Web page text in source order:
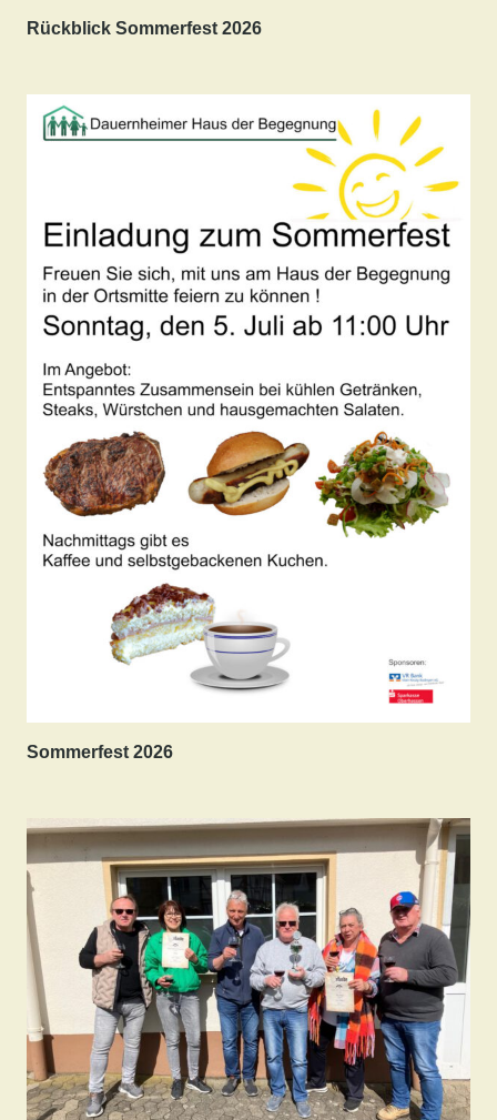
Rückblick Sommerfest 2026
Sommerfest 2026